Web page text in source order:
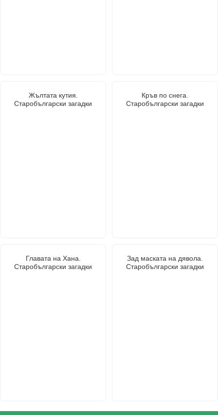
Жълтата кутия.
Старобългарски загадки
Кръв по снега.
Старобългарски загадки
Главата на Хана.
Старобългарски загадки
Зад маската на дявола.
Старобългарски загадки